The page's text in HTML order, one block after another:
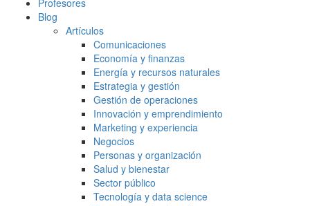
Profesores
Blog
Artículos
Comunicaciones
Economía y finanzas
Energía y recursos naturales
Estrategia y gestión
Gestión de operaciones
Innovación y emprendimiento
Marketing y experiencia
Negocios
Personas y organización
Salud y bienestar
Sector público
Tecnología y data science